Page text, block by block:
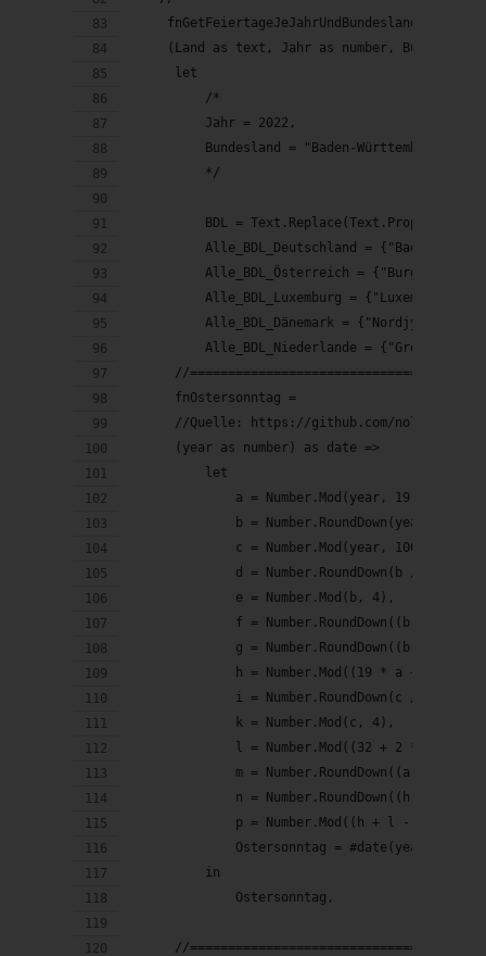
     fnGetFeiertageJeJahrUndBundesland =
(Land as text, Jahr as number, Bundesland
      let
          /*
          Jahr = 2022,
          Bundesland = "Baden-Württemberg",
          */
BDL =
Alle_BDL_Deutschland = {"Baden-
          Alle_BDL_Luxemburg = {"Luxemburg"},
Alle_BDL_Dänemark = {"Nordjylland",
Alle_BDL_Niederlande =
//
      fnOstersonntag =
//Quelle: https://github.com/nolockcz/
      (year as number) as date =>
          let
              a = Number.Mod(year, 19),
              b = Number.RoundDown(year / 100),
              c = Number.Mod(year, 100),
              d = Number.RoundDown(b / 4),
              e = Number.Mod(b, 4),
f = Number.RoundDown((b + 8) /
g = Number.RoundDown((b - f + 1)
h = Number.Mod((19 * a + b - d -
              i = Number.RoundDown(c / 4),
              k = Number.Mod(c, 4),
l = Number.Mod((32 + 2 * e + 2 *
m = Number.RoundDown((a + 11 * h
n = Number.RoundDown((h + l - 7
p = Number.Mod((h + l - 7 * m +
              Ostersonntag = #date(year, n, p)
          in
              Ostersonntag,
//